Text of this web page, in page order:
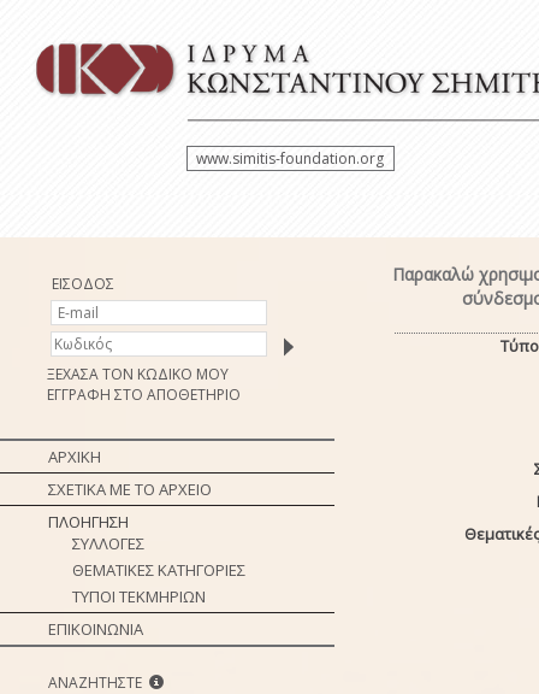
www.simitis-foundation.org
ΕΙΣΟΔΟΣ
ΞΕΧΑΣΑ ΤΟΝ ΚΩΔΙΚΟ ΜΟΥ
ΕΓΓΡΑΦΗ ΣΤΟ ΑΠΟΘΕΤΗΡΙΟ
ΑΡΧΙΚΗ
ΣΧΕΤΙΚΑ ΜΕ ΤΟ ΑΡΧΕΙΟ
ΠΛΟΗΓΗΣΗ
ΣΥΛΛΟΓΕΣ
ΘΕΜΑΤΙΚΕΣ ΚΑΤΗΓΟΡΙΕΣ
ΤΥΠΟΙ ΤΕΚΜΗΡΙΩΝ
ΕΠΙΚΟΙΝΩΝΙΑ
ΑΝΑΖΗΤΗΣΤΕ
Παρακαλώ